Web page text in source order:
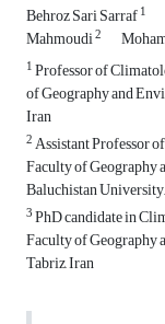
Behroz Sari Sarraf1
Mahmoudi2
1Professor of
of Geography and
Iran
2Assistant Professor
Faculty of Geography
Baluchistan
3PhD candidate in
Faculty of Geography
Tabriz, Iran